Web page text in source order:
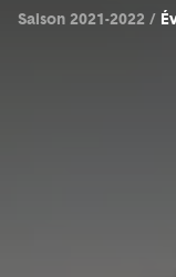
Saison 2021-2022